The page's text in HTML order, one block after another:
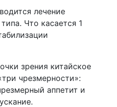
лечение
Что касается 1
зрения китайское
чрезмерности»:
аппетит и